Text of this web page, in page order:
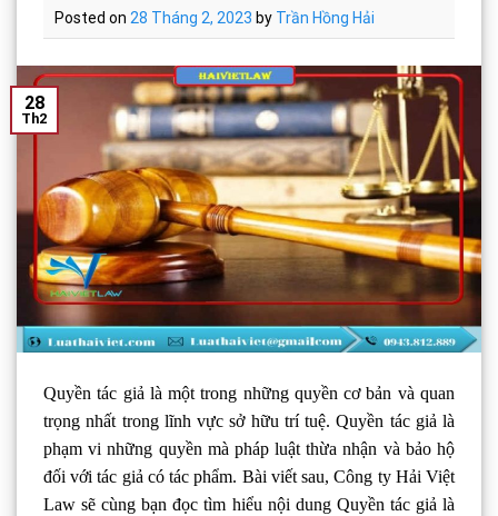
Posted on 28 Tháng 2, 2023 by Trần Hồng Hải
28
Th2
Quyền tác giả là một trong những quyền cơ bản và quan
trọng nhất trong lĩnh vực sở hữu trí tuệ. Quyền tác giả là
phạm vi những quyền mà pháp luật thừa nhận và bảo hộ
đối với tác giả có tác phẩm. Bài viết sau, Công ty Hải Việt
Law sẽ cùng bạn đọc tìm hiểu nội dung Quyền tác giả là